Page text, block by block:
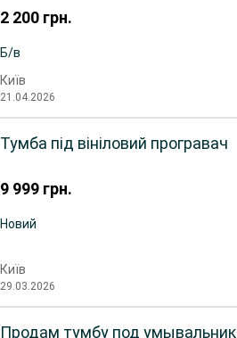
2 200 грн.
Б/в
Київ
21.04.2026
9 999 грн.
Тумба під вініловий програвач
Новий
Київ
29.03.2026
Продам тумбу под умывальник